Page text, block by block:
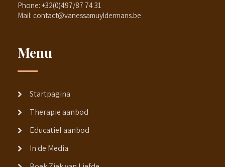
Phone: +32(0)497/87 74 31
Mail: contact@vanessamuyldermans.be
Menu
Startpagina
Therapie aanbod
Educatief aanbod
In de Media